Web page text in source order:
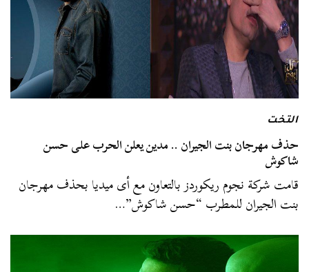
التخت
حذف مهرجان بنت الجيران .. مدين يعلن الحرب على حسن
شاكوش
قامت شركة نجوم ريكوردز بالتعاون مع أى ميديا بحذف مهرجان
بنت الجيران للمطرب “حسن شاكوش”…